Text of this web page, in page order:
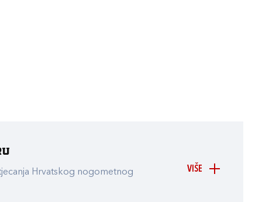
VIŠE
Hrvatskog nogometnog